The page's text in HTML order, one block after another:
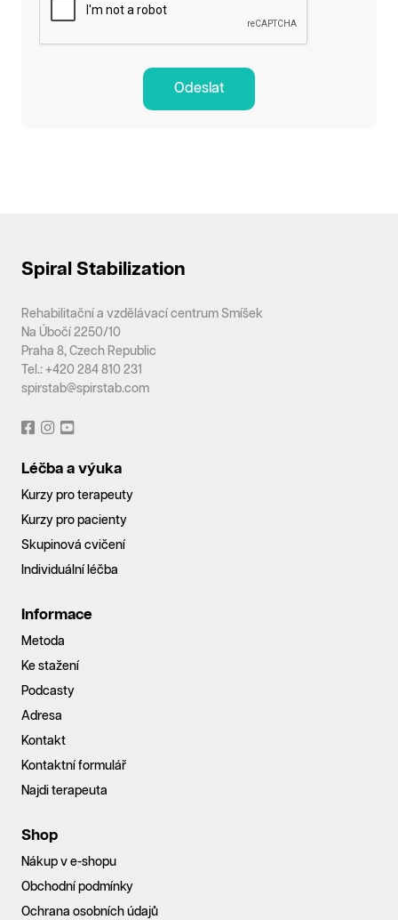
Odeslat
Spiral Stabilization
Rehabilitační a vzdělávací centrum Smíšek
Na Úbočí 2250/10
Praha 8, Czech Republic
Tel.: +420 284 810 231
spirstab@spirstab.com
Léčba a výuka
Kurzy pro terapeuty
Kurzy pro pacienty
Skupinová cvičení
Individuální léčba
Informace
Metoda
Ke stažení
Podcasty
Adresa
Kontakt
Kontaktní formulář
Najdi terapeuta
Shop
Nákup v e-shopu
Obchodní podmínky
Ochrana osobních údajů